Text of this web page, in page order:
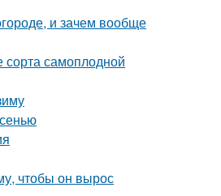
и зачем вообще
сорта самоплодной
чтобы он вырос